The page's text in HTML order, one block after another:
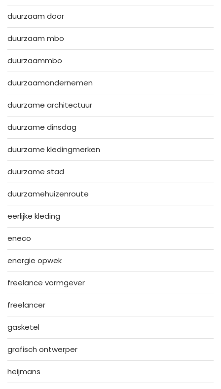
duurzaam door
duurzaam mbo
duurzaammbo
duurzaamondernemen
duurzame architectuur
duurzame dinsdag
duurzame kledingmerken
duurzame stad
duurzamehuizenroute
eerlijke kleding
eneco
energie opwek
freelance vormgever
freelancer
gasketel
grafisch ontwerper
heijmans